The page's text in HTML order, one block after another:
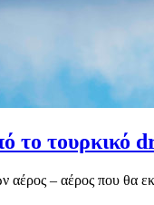
το τουρκικό
– αέρος που θα